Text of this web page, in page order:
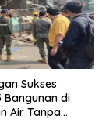
Sukses
Bangunan di
Air Tanpa